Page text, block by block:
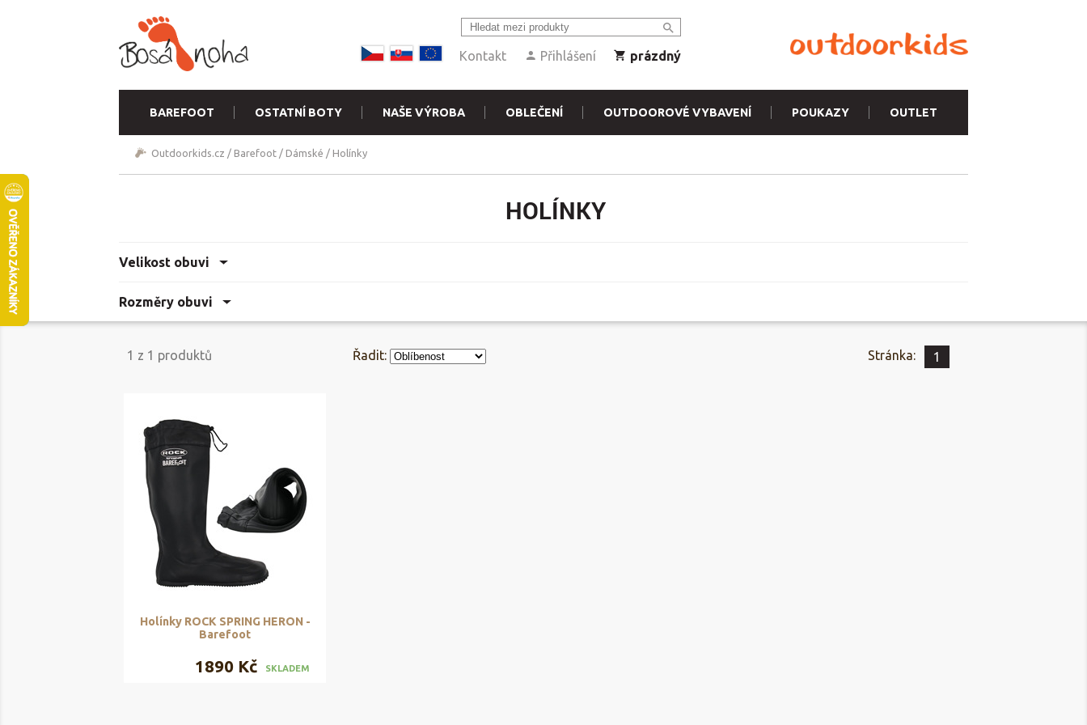
Kontakt Přihlášení prázdný
BAREFOOT OSTATNÍ BOTY NAŠE VÝROBA OBLEČENÍ OUTDOOROVÉ VYBAVENÍ POUKAZY OUTLET
Outdoorkids.cz / Barefoot / Dámské / Holínky
HOLÍNKY
Velikost obuvi
Rozměry obuvi
1 z 1 produktů Řadit: Stránka: 1
Holínky ROCK SPRING HERON -
Barefoot
1890 Kč SKLADEM